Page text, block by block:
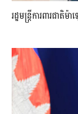
រដ្ឋមន្ត្រីការពារជាតិ